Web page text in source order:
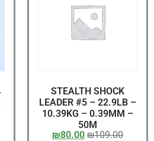
STEALTH SHOCK
LEADER #5 – 22.9LB –
10.39KG – 0.39MM –
50M
₪109.00
₪80.00